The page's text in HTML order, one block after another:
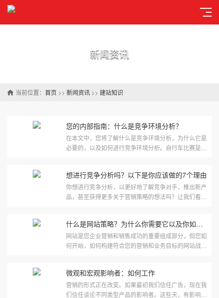
新闻资讯
当前位置： 首页 >> 新闻资讯 >> 建站知识
您的内部指南：什么是竞争环境分析？
在本文中，您将了解什么是竞争环境分析，为什么它是
必要的，以及如何进行竞争环境分析。自行车比赛是世
想进行竞争分析吗？以下是你应该做的7个理由
你想进行竞争分析，以更好地了解竞争对手，推出新产
品，甚至获得更多关于营销策略的想法吗？让我们看看
什么是网站策略？为什么你需要它以及你如何做到
网站是您企业营销和销售成功的重要组成部分，但您如
何开始，如何构建符合您的营销和业务目标的网站战
微观和宏观影响者：如何工作
营销的形式正在改变。如果最初我们信任广告，现在我
们信任谈论不同类型产品的影响者。这些天，有影响力